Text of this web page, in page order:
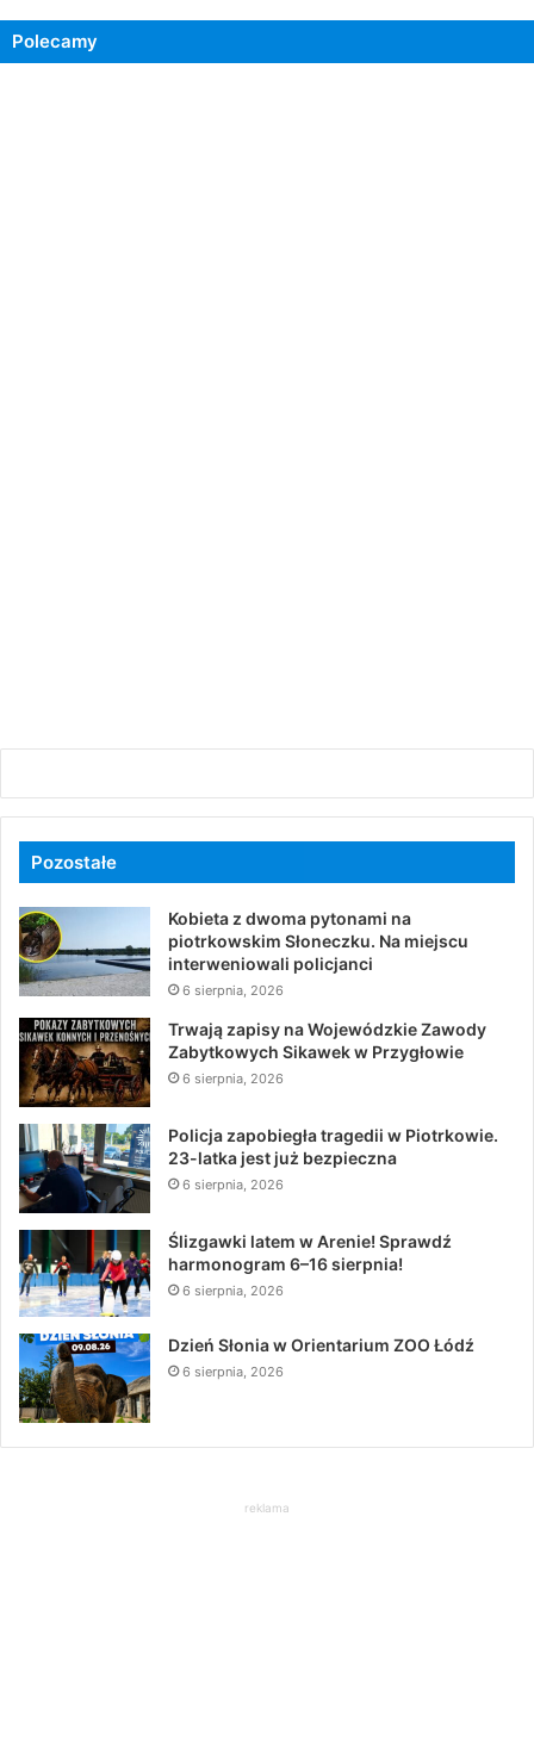
Polecamy
Pozostałe
Kobieta z dwoma pytonami na
piotrkowskim Słoneczku. Na miejscu
interweniowali policjanci
6 sierpnia, 2026
Trwają zapisy na Wojewódzkie Zawody
Zabytkowych Sikawek w Przygłowie
6 sierpnia, 2026
Policja zapobiegła tragedii w Piotrkowie.
23-latka jest już bezpieczna
6 sierpnia, 2026
Ślizgawki latem w Arenie! Sprawdź
harmonogram 6–16 sierpnia!
6 sierpnia, 2026
Dzień Słonia w Orientarium ZOO Łódź
6 sierpnia, 2026
reklama